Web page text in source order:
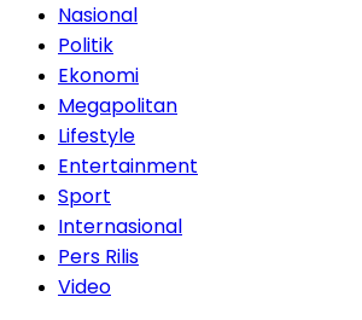
Nasional
Politik
Ekonomi
Megapolitan
Lifestyle
Entertainment
Sport
Internasional
Pers Rilis
Video